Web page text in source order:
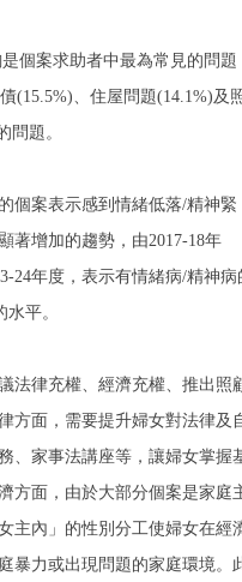
個案求助者中最為常見的問題
(15.5%)、住屋問題(14.1%)及
問題。
個案表示感到情緒低落/精神緊
著增加的趨勢，由2017-18年
24年度，表示有情緒病/精神病
平。
法律充權、經濟充權、推出照
方面，需要提升婦女對法律及
、家事法講座等，讓婦女掌握
方面，由於大部分個案是家庭
主內」的性別分工使婦女在經
暴力或出現問題的家庭環境。